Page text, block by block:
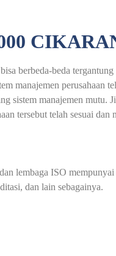
berbeda-beda
manajemen perusahaan
sistem manajemen mutu.
tersebut telah sesuai dan
lembaga ISO mempunyai
dan lain sebagainya.